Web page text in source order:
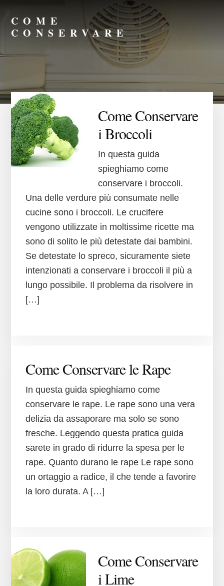
primary
sidebar
contentCOME
CONSERVARE
su
Conservare
Meglio
Come Conservare
i Broccoli
In questa guida
spieghiamo come
conservare i broccoli.
Una delle verdure più consumate nelle
cucine sono i broccoli. Le crucifere
vengono utilizzate in moltissime ricette ma
sono di solito le più detestate dai bambini.
Se detestate lo spreco, sicuramente siete
intenzionati a conservare i broccoli il più a
lungo possibile. Il problema da risolvere in
[…]
Come Conservare le Rape
In questa guida spieghiamo come
conservare le rape. Le rape sono una vera
delizia da assaporare ma solo se sono
fresche. Leggendo questa pratica guida
sarete in grado di ridurre la spesa per le
rape. Quanto durano le rape Le rape sono
un ortaggio a radice, il che tende a favorire
la loro durata. A […]
Come Conservare
i Lime